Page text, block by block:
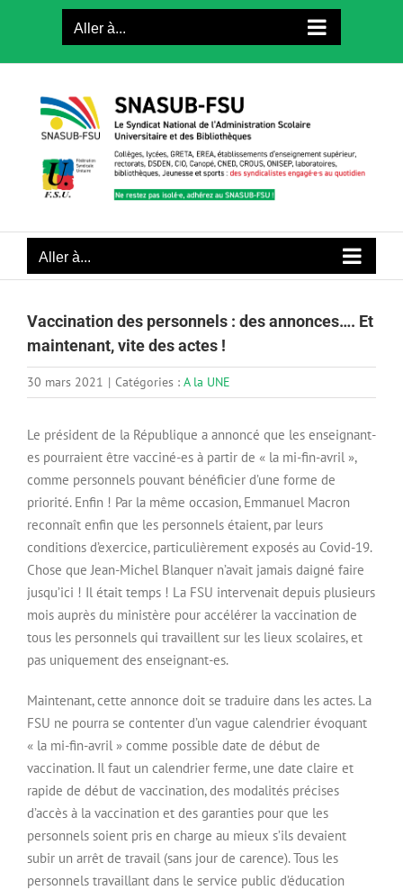
Aller à...
Aller à...
Vaccination des personnels : des annonces…. Et
maintenant, vite des actes !
30 mars 2021 | Catégories : A la UNE
Le président de la République a annoncé que les enseignant-
es pourraient être vacciné-es à partir de « la mi-fin-avril »,
comme personnels pouvant bénéficier d’une forme de
priorité. Enfin ! Par la même occasion, Emmanuel Macron
reconnaît enfin que les personnels étaient, par leurs
conditions d’exercice, particulièrement exposés au Covid-19.
Chose que Jean-Michel Blanquer n’avait jamais daigné faire
jusqu’ici ! Il était temps ! La FSU intervenait depuis plusieurs
mois auprès du ministère pour accélérer la vaccination de
tous les personnels qui travaillent sur les lieux scolaires, et
pas uniquement des enseignant-es.
Maintenant, cette annonce doit se traduire dans les actes. La
FSU ne pourra se contenter d’un vague calendrier évoquant
« la mi-fin-avril » comme possible date de début de
vaccination. Il faut un calendrier ferme, une date claire et
rapide de début de vaccination, des modalités précises
d’accès à la vaccination et des garanties pour que les
personnels soient pris en charge au mieux s’ils devaient
subir un arrêt de travail (sans jour de carence). Tous les
personnels travaillant dans le service public d’éducation